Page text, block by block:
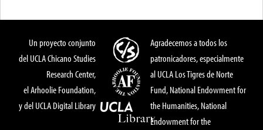
Un proyecto conjunto
del UCLA Chicano Studies
Research Center,
el Arhoolie Foundation,
y del UCLA Digital Library
Agradecemos a todos los
patronicadores, especialmente
al UCLA Los Tigres de Norte
Fund, National Endowment for
the Humanities, National
Endowment for the